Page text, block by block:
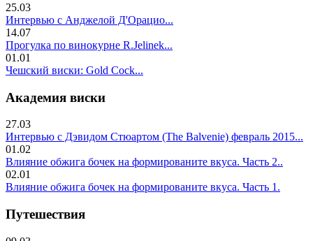
25.03
Интервью с Анджелой Д'Орацио...
14.07
Прогулка по винокурне R.Jelinek...
01.01
Чешский виски: Gold Cock...
Академия виски
27.03
Интервью с Дэвидом Стюартом (The Balvenie) февраль 2015...
01.02
Влияние обжига бочек на формированите вкуса. Часть 2..
02.01
Влияние обжига бочек на формированите вкуса. Часть 1.
Путешествия